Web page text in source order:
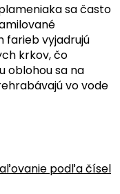
sa často
farieb vyjadrujú
krkov, čo
oblohou sa na
vo vode
podľa čísel